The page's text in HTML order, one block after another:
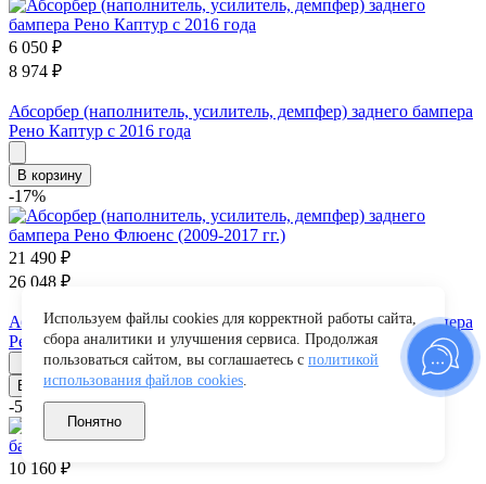
6 050 ₽
8 974 ₽
Абсорбер (наполнитель, усилитель, демпфер) заднего бампера
Рено Каптур с 2016 года
В корзину
-17%
21 490 ₽
26 048 ₽
Абсорбер (наполнитель, усилитель, демпфер) заднего бампера
Рено Флюенс (2009-2017 гг.)
В корзину
-53%
10 160 ₽
Используем файлы cookies для корректной работы сайта,
сбора аналитики и улучшения сервиса. Продолжая
пользоваться сайтом, вы соглашаетесь с политикой
использования файлов cookies.
Понятно